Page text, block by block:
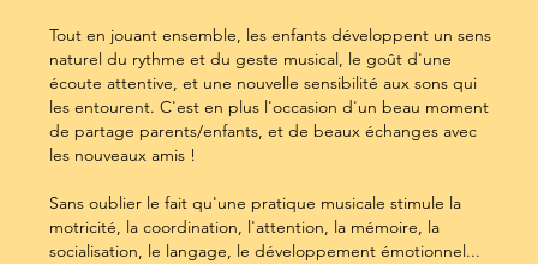
Tout en jouant ensemble, les enfants développent un sens
naturel du rythme et du geste musical, le goût d'une
écoute attentive, et une nouvelle sensibilité aux sons qui
les entourent. C'est en plus l'occasion d'un beau moment
de partage parents/enfants, et de beaux échanges avec
les nouveaux amis !
Sans oublier le fait qu'une pratique musicale stimule la
motricité, la coordination, l'attention, la mémoire, la
socialisation, le langage, le développement émotionnel...